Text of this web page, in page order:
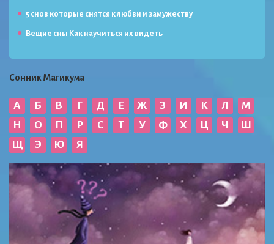
5 снов которые снятся к любви и замужеству
Вещие сны Как научиться их видеть
Сонник Магикума
А Б В Г Д Е Ж З И К Л
М
Н
О П Р С Т У Ф Х Ц Ч
Ш
Щ
Э Ю Я